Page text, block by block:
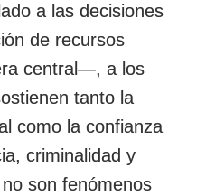
a las decisiones
de recursos
central―, a los
tanto la
como la confianza
criminalidad y
son fenómenos